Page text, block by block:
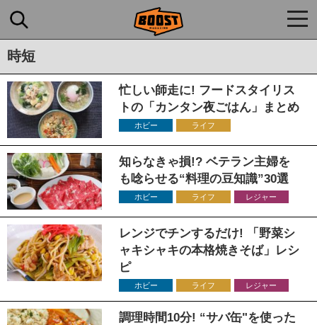
時短
忙しい師走に! フードスタイリス
トの「カンタン夜ごはん」まとめ
ホビー ライフ
知らなきゃ損!? ベテラン主婦を
も唸らせる“料理の豆知識”30選
ホビー ライフ レジャー
レンジでチンするだけ! 「野菜シ
ャキシャキの本格焼きそば」レシ
ピ
ホビー ライフ レジャー
調理時間10分! “サバ缶"を使った